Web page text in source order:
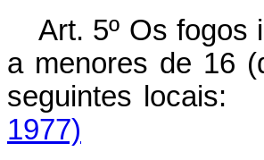
Art. 5º Os fogos
a menores de 16
seguintes
1977)